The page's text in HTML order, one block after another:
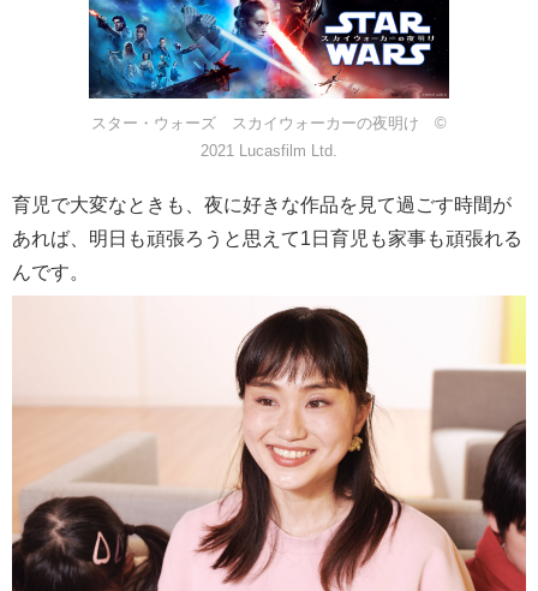
スター・ウォーズ スカイウォーカーの夜明け ©
2021 Lucasfilm Ltd.
育児で大変なときも、夜に好きな作品を見て過ごす時間が
あれば、明日も頑張ろうと思えて1日育児も家事も頑張れる
んです。